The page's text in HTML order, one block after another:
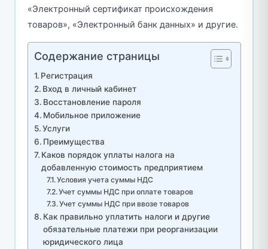
«Электронный сертификат происхождения
товаров», «Электронный банк данных» и другие.
Содержание страницы
Регистрация
Вход в личный кабинет
Восстановление пароля
Мобильное приложение
Услуги
Преимущества
Каков порядок уплаты налога на
добавленную стоимость предприятием
Условия учета суммы НДС
Учет суммы НДС при оплате товаров
Учет суммы НДС при ввозе товаров
Как правильно уплатить налоги и другие
обязательные платежи при реорганизации
юридического лица